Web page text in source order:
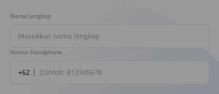
Nama Lengkap
Nomor Handphone
+62